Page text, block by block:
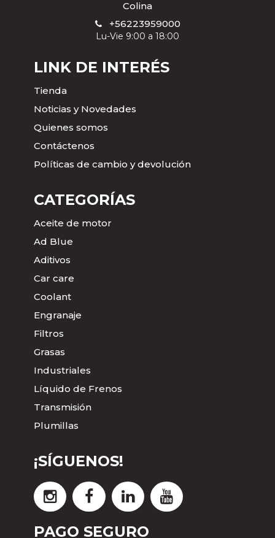
Colina
+56223959000
Lu-Vie 9:00 a 18:00
LINK DE INTERÉS
Tienda
Noticias y Novedades
Quienes somos
Contáctenos
Políticas de cambio y devolución
CATEGORÍAS
Aceite de motor
Ad Blue
Aditivos
Car care
Coolant
Engranaje
Filtros
Grasas
Industriales
Líquido de Frenos
Transmisión
Plumillas
¡SÍGUENOS!
PAGO SEGURO